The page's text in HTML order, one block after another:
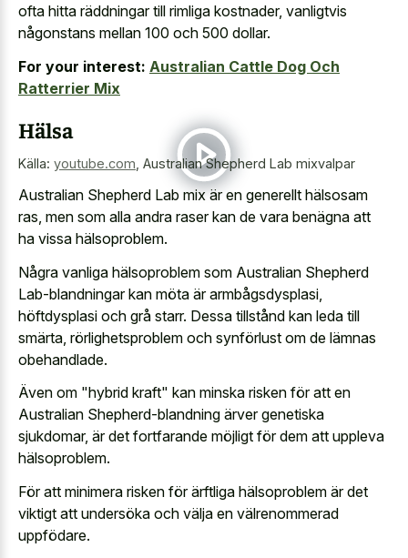
ofta hitta räddningar till rimliga kostnader, vanligtvis
någonstans mellan 100 och 500 dollar.
For your interest: Australian Cattle Dog Och
Ratterrier Mix
Hälsa
Källa: youtube.com Australian Shepherd Lab mixvalpar
Australian Shepherd Lab mix är en generellt hälsosam
ras, men som alla andra raser kan de vara benägna att
ha vissa hälsoproblem.
Några vanliga hälsoproblem som Australian Shepherd
Lab-blandningar kan möta är armbågsdysplasi,
höftdysplasi och grå starr. Dessa tillstånd kan leda till
smärta, rörlighetsproblem och synförlust om de lämnas
obehandlade.
Även om "hybrid kraft" kan minska risken för att en
Australian Shepherd-blandning ärver genetiska
sjukdomar, är det fortfarande möjligt för dem att uppleva
hälsoproblem.
För att minimera risken för ärftliga hälsoproblem är det
viktigt att undersöka och välja en välrenommerad
uppfödare.